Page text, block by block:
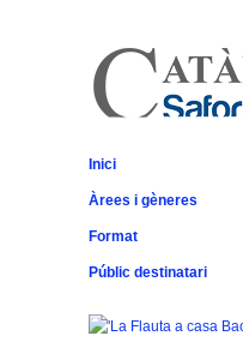
Inici
Àrees i gèneres
Format
Públic destinatari